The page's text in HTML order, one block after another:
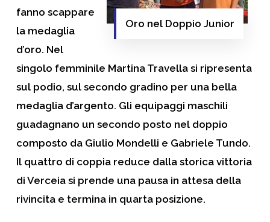
Oro nel Doppio Junior
fanno scappare
la medaglia
d’oro. Nel
singolo femminile Martina Travella si ripresenta
sul podio, sul secondo gradino per una bella
medaglia d’argento. Gli equipaggi maschili
guadagnano un secondo posto nel doppio
composto da Giulio Mondelli e Gabriele Tundo.
Il quattro di coppia reduce dalla storica vittoria
di Verceia si prende una pausa in attesa della
rivincita e termina in quarta posizione.